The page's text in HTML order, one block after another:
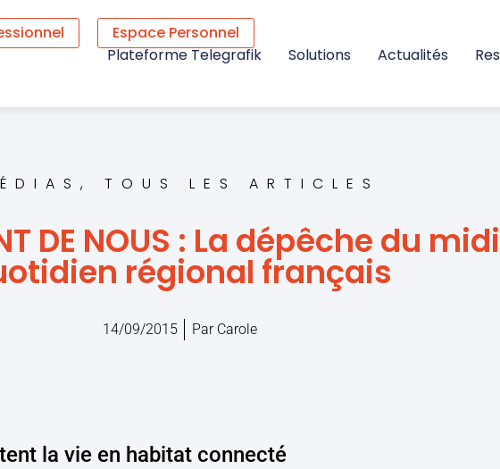
Espace Personnel
Plateforme Telegrafik
Solutions Actualités
, TOUS LES ARTICLES
DE NOUS : La dépêche du
régional français
14/09/2015 ParCarole
la vie en habitat connecté